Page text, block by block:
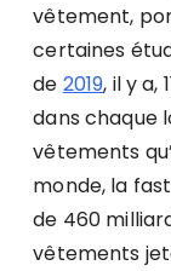
vêtement,
certaines
de 2019, il y a,
dans chaque
vêtements
monde, la
de 460
vêtements